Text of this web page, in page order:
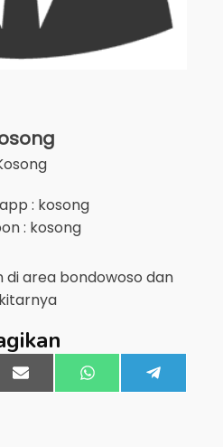
: kosong
: kosong
di area bondowoso dan
Share
on
Email Share
on
WhatsApp
on